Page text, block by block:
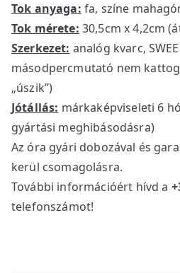
Tok anyaga: fa, színe
Tok mérete: 30,5cm x 4,2cm
Szerkezet: analóg kvarc,
másodpercmutató nem
„úszik”)
Jótállás: márkaképviseleti 6
gyártási meghibásodásra)
Az óra gyári dobozával és
kerül csomagolásra.
További információért hívd a
telefonszámot!